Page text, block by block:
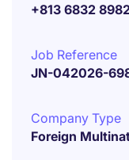
+813 6832
Job Reference
JN-042026-
Company Type
Foreign